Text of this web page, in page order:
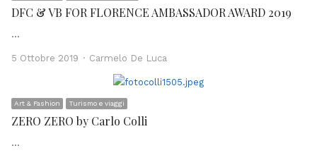
DFC & VB FOR FLORENCE AMBASSADOR AWARD 2019
…
5 Ottobre 2019 Author
Carmelo De Luca
Art & Fashion Turismo e viaggi
ZERO ZERO by Carlo Colli
…